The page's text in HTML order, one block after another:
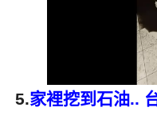
5.家裡挖到石油..